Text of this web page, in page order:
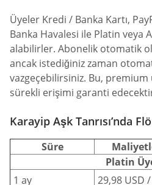
Üyeler Kredi / Banka Kartı,
Banka Havalesi ile Platin veya
alabilirler. Abonelik otomatik
ancak istediğiniz zaman
vazgeçebilirsiniz. Bu, premium
sürekli erişimi garanti
Karayip Aşk Tanrısı’nda
Süre
Platin
1 ay
29,98 USD